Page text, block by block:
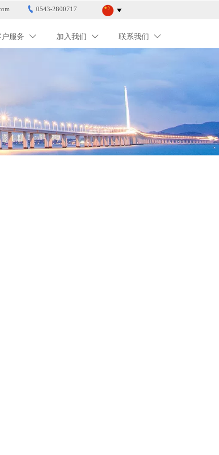
 0543-2800717 
户服务  加入我们  联系我们 